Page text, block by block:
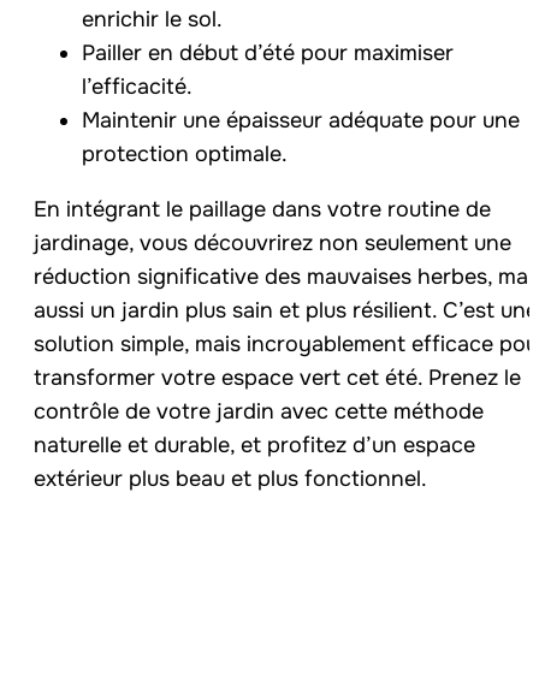
enrichir le sol.
Pailler en début d’été pour maximiser
l’efficacité.
Maintenir une épaisseur adéquate pour une
protection optimale.
En intégrant le paillage dans votre routine de
jardinage, vous découvrirez non seulement une
réduction significative des mauvaises herbes,
aussi un jardin plus sain et plus résilient. C’est une
solution simple, mais incroyablement efficace
transformer votre espace vert cet été. Prenez le
contrôle de votre jardin avec cette méthode
naturelle et durable, et profitez d’un espace
extérieur plus beau et plus fonctionnel.